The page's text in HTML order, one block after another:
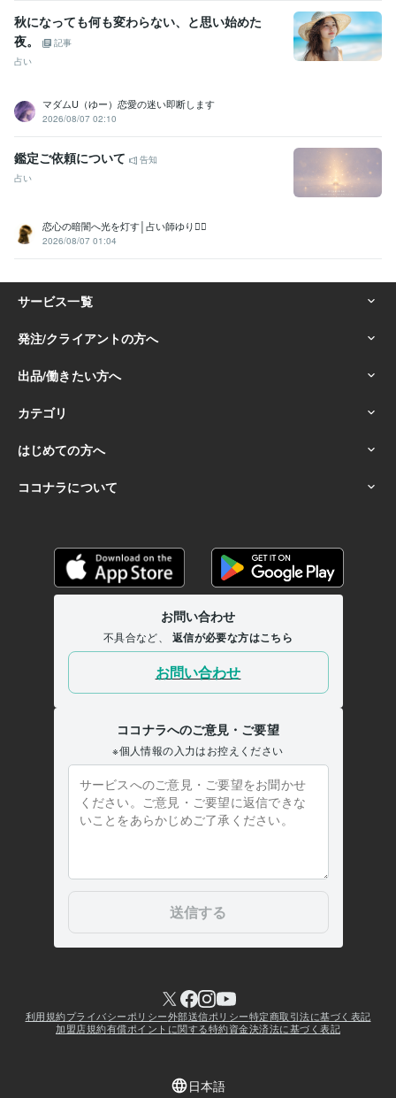
Amazonkindle書籍
「遊ばれない女の恋愛婚活」 ココナラ販売件数　700件達成 ココナ
ラ販売件数　900件達成
ココナラ販売件数　1000件達成
TOEIC 取得年 : 2019年
ファイナンシャル・プランナー（CFP） 取得年 : 2018年
実用英語技能検定2級 取得年 : 2006年
食品衛生管理者
ビジネス・クリエイティブツール
得意分野
悩み相談・カウンセリング
恋愛 結婚 婚活 マッチング
再構築
夫婦関係
国立大学
国家資格キャリアコンサルタント 養成講座
魂の遺伝子コード®︎鑑定士 養成講座
日常会話レベル
日常会話レベル
秋になっても何も変わらない、と思い始めた
夜。
記事
占い
マダムU（ゆー）恋愛の迷い即断します
2026/08/07 02:10
鑑定ご依頼について
告知
占い
恋心の暗闇へ光を灯す│占い師ゆり❁⃘
2026/08/07 01:04